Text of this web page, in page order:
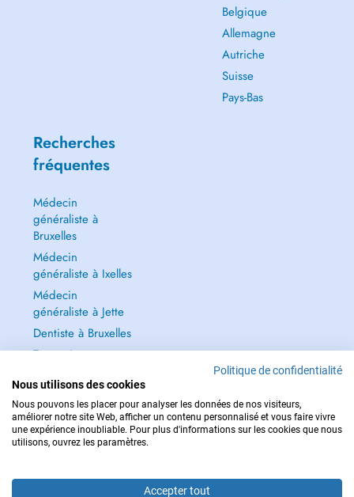
Belgique
Allemagne
Autriche
Suisse
Pays-Bas
Recherches
fréquentes
Médecin
généraliste à
Bruxelles
Médecin
généraliste à Ixelles
Médecin
généraliste à Jette
Dentiste à Bruxelles
Tout voir →
POUR LES URGENCES, CONSULTEZ : 112
Politique de confidentialité
Nous utilisons des cookies
Nous pouvons les placer pour analyser les données de nos visiteurs,
améliorer notre site Web, afficher un contenu personnalisé et vous faire vivre
une expérience inoubliable. Pour plus d'informations sur les cookies que nous
utilisons, ouvrez les paramètres.
Accepter tout